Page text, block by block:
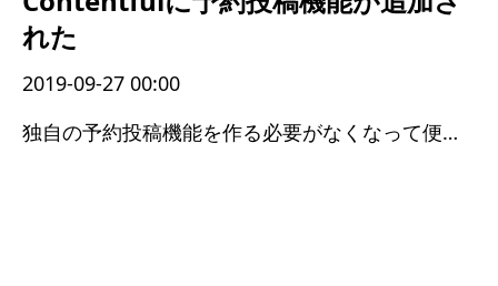
れた
2019-09-27 00:00
独自の予約投稿機能を作る必要がなくなって便利になった